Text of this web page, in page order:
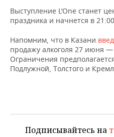
Выступление L’One станет
праздника и начнется в
Напомним, что в Казани
продажу алкоголя 27 июня
Ограничения
Подлужной, Толстого и
Подписывайтесь на